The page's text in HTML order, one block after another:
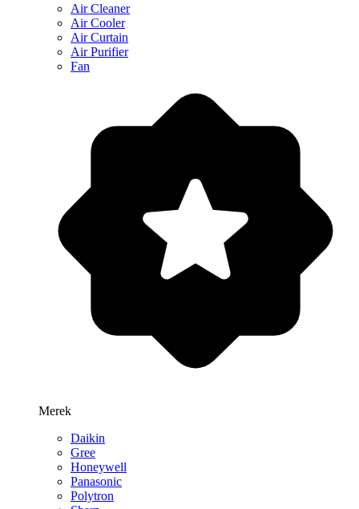
Air Cleaner
Air Cooler
Air Curtain
Air Purifier
Fan
Merek
Daikin
Gree
Honeywell
Panasonic
Polytron